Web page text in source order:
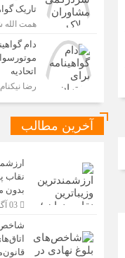
تاریک
همت الله
دام
اتحادیه
رضا نیکنام
آخرین مطالب
نقاب
بدون